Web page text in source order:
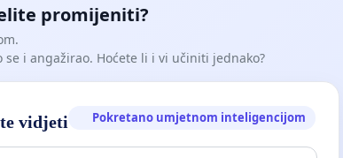
promijeniti?
i angažirao. Hoćete li i vi učiniti jednako?
vidjeti Pokretano umjetnom inteligencijom